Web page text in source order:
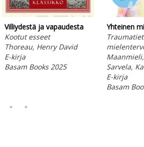
Villiydestä ja vapaudesta
Kootut esseet
Thoreau, Henry David
E-kirja
Basam Books 2025
Yhteinen
Sarvela,
E-kirja
Basam